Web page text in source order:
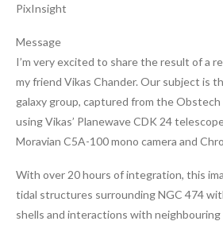
PixInsight
Message
I’m very excited to share the result of a
my friend Vikas Chander. Our subject is
galaxy group, captured from the
using Vikas’ Planewave CDK 24
Moravian C5A-100 mono camera and
With over 20 hours of integration, this
tidal structures surrounding NGC 474
shells and interactions with neighbouring